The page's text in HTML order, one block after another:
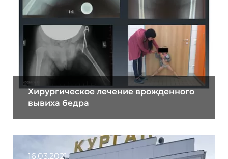
Хирургическое лечение врожденного
вывиха бедра
16.03.2021